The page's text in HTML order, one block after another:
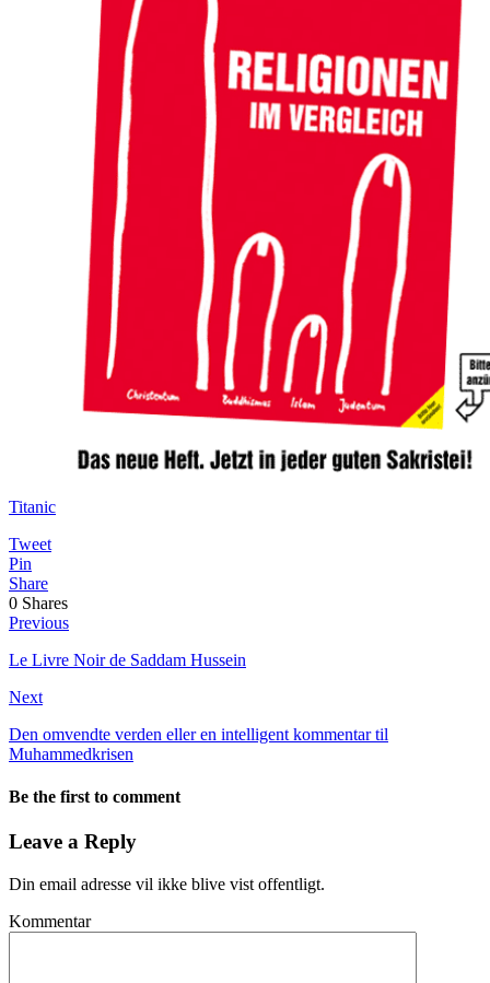
Titanic
Tweet
Pin
Share
0 Shares
Previous
Le Livre Noir de Saddam Hussein
Next
Den omvendte verden eller en intelligent kommentar til
Muhammedkrisen
Be the first to comment
Leave a Reply
Din email adresse vil ikke blive vist offentligt.
Kommentar